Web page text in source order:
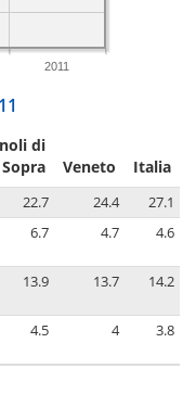
2011
di
Sopra
Veneto Italia
22.7 24.4
27.1
6.7 4.7 4.6
13.9 13.7 14.2
4.5 4 3.8